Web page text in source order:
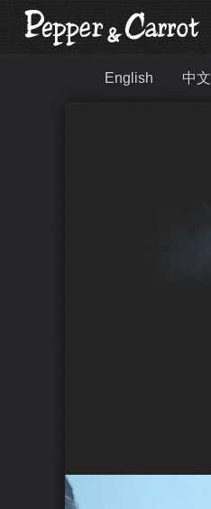
English 中文